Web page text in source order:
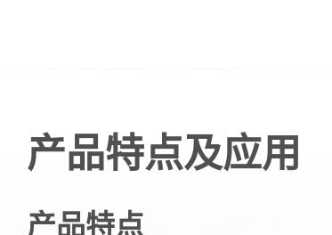
产品特点及应用
产品特点